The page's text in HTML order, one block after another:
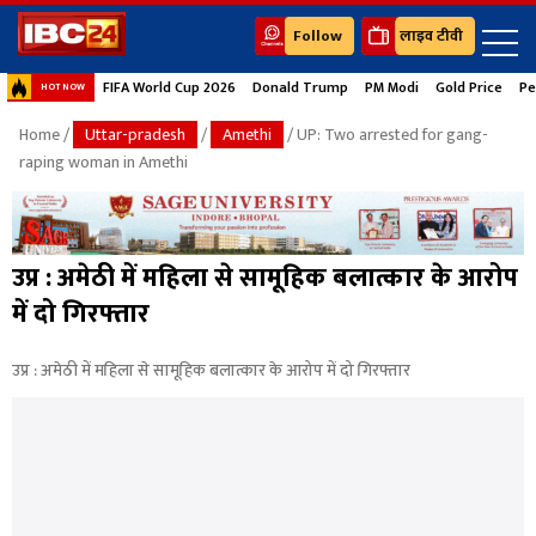
Follow लाइव टीवी
HOT NOW FIFA World Cup 2026 Donald Trump PM Modi Gold Price
Home/ Uttar-pradesh / Amethi
/ UP: Two arrested for gang-
raping woman in Amethi
उप्र : अमेठी में महिला से सामूहिक बलात्कार के आरोप
में दो गिरफ्तार
उप्र : अमेठी में महिला से सामूहिक बलात्कार के आरोप में दो गिरफ्तार